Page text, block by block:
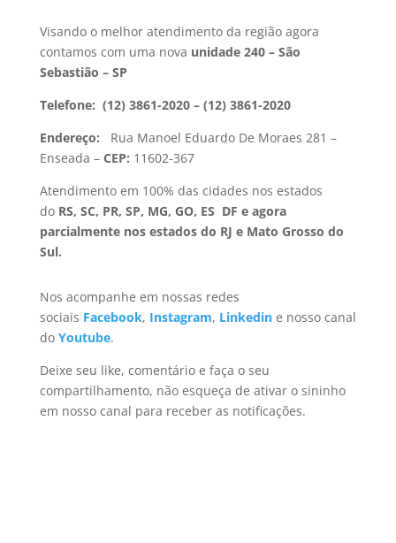
Visando o melhor atendimento da região agora
contamos com uma nova unidade 240 – São
Sebastião – SP
Telefone: (12) 3861-2020 – (12) 3861-2020
Endereço: Rua Manoel Eduardo De Moraes 281 –
Enseada – CEP: 11602-367
Atendimento em 100% das cidades nos estados
do RS, SC, PR, SP, MG, GO, ES DF e agora
parcialmente nos estados do RJ e Mato Grosso do
Sul.
Nos acompanhe em nossas redes
sociais Facebook, Instagram, Linkedin e nosso canal
do Youtube.
Deixe seu like, comentário e faça o seu
compartilhamento, não esqueça de ativar o sininho
em nosso canal para receber as notificações.